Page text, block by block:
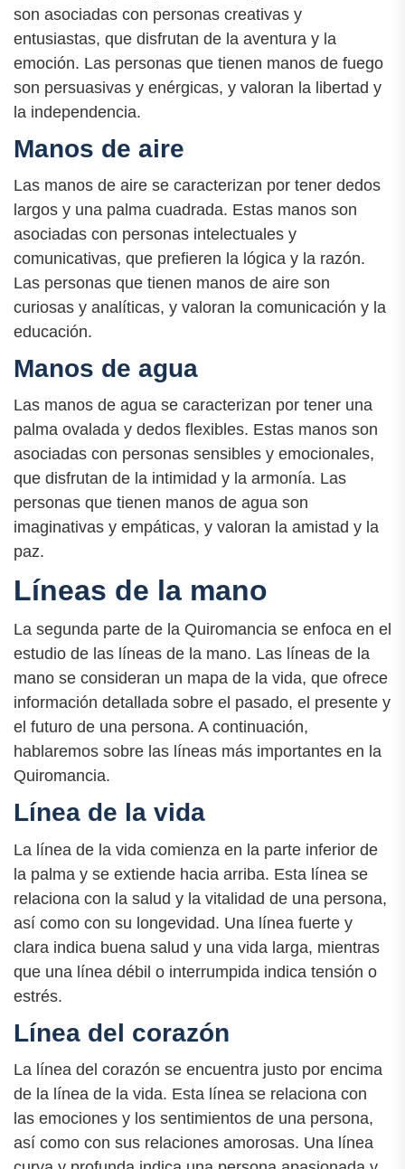
son asociadas con personas creativas y
entusiastas, que disfrutan de la aventura y la
emoción. Las personas que tienen manos de fuego
son persuasivas y enérgicas, y valoran la libertad y
la independencia.
Manos de aire
Las manos de aire se caracterizan por tener dedos
largos y una palma cuadrada. Estas manos son
asociadas con personas intelectuales y
comunicativas, que prefieren la lógica y la razón.
Las personas que tienen manos de aire son
curiosas y analíticas, y valoran la comunicación y la
educación.
Manos de agua
Las manos de agua se caracterizan por tener una
palma ovalada y dedos flexibles. Estas manos son
asociadas con personas sensibles y emocionales,
que disfrutan de la intimidad y la armonía. Las
personas que tienen manos de agua son
imaginativas y empáticas, y valoran la amistad y la
paz.
Líneas de la mano
La segunda parte de la Quiromancia se enfoca en el
estudio de las líneas de la mano. Las líneas de la
mano se consideran un mapa de la vida, que ofrece
información detallada sobre el pasado, el presente y
el futuro de una persona. A continuación,
hablaremos sobre las líneas más importantes en la
Quiromancia.
Línea de la vida
La línea de la vida comienza en la parte inferior de
la palma y se extiende hacia arriba. Esta línea se
relaciona con la salud y la vitalidad de una persona,
así como con su longevidad. Una línea fuerte y
clara indica buena salud y una vida larga, mientras
que una línea débil o interrumpida indica tensión o
estrés.
Línea del corazón
La línea del corazón se encuentra justo por encima
de la línea de la vida. Esta línea se relaciona con
las emociones y los sentimientos de una persona,
así como con sus relaciones amorosas. Una línea